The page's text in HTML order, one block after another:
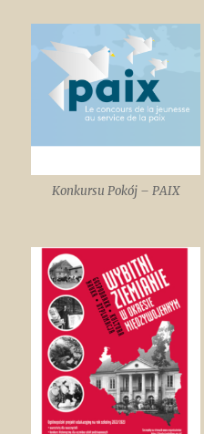
Konkursu Pokój – PAIX